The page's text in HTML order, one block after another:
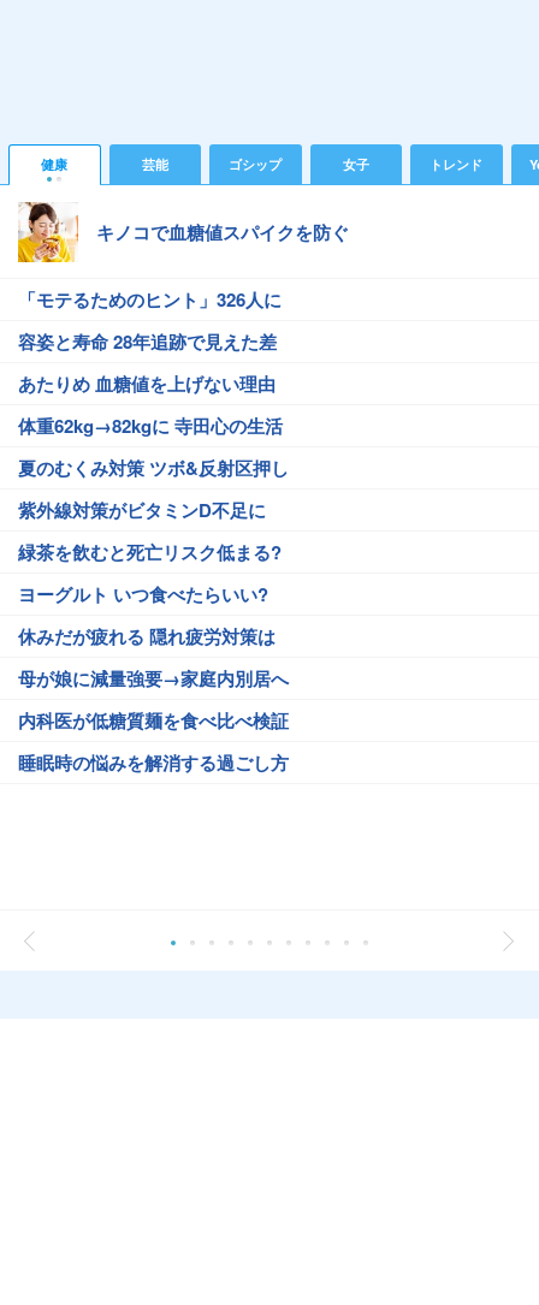
健康 芸能 ゴシップ 女子 トレンド
キノコで血糖値スパイクを防ぐ
「モテるためのヒント」326人に
容姿と寿命 28年追跡で見えた差
あたりめ 血糖値を上げない理由
体重62kg→82kgに 寺田心の生活
夏のむくみ対策 ツボ&反射区押し
紫外線対策がビタミンD不足に
緑茶を飲むと死亡リスク低まる?
ヨーグルト いつ食べたらいい?
休みだが疲れる 隠れ疲労対策は
母が娘に減量強要→家庭内別居へ
内科医が低糖質麺を食べ比べ検証
睡眠時の悩みを解消する過ごし方